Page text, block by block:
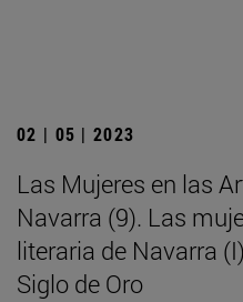
02 | 05 | 2023
Las Mujeres en las
Navarra (9). Las
literaria de Navarra
Siglo de Oro